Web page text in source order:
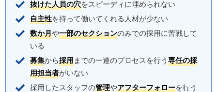
抜けた人員の穴をスピーディに埋められない
自主性を持って働いてくれる人材が少ない
数か月や一部のセクションのみでの採用に苦戦して
いる
募集から採用までの一連のプロセスを行う 専任の採
用担当者がいない
採用したスタッフの管理やアフターフォローを行う